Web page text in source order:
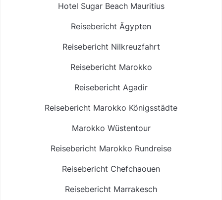
Hotel Sugar Beach Mauritius
Reisebericht Ägypten
Reisebericht Nilkreuzfahrt
Reisebericht Marokko
Reisebericht Agadir
Reisebericht Marokko Königsstädte
Marokko Wüstentour
Reisebericht Marokko Rundreise
Reisebericht Chefchaouen
Reisebericht Marrakesch